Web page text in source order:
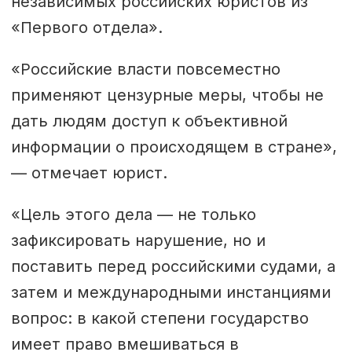
«Первого отдела».
«Российские власти повсеместно
применяют цензурные меры, чтобы не
дать людям доступ к объективной
информации о происходящем в стране»,
— отмечает юрист.
«Цель этого дела — не только
зафиксировать нарушение, но и
поставить перед российскими судами, а
затем и международными инстанциями
вопрос: в какой степени государство
имеет право вмешиваться в